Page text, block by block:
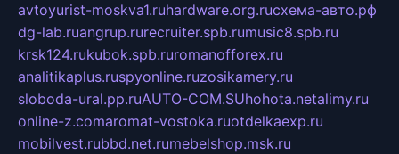
avtoyurist-moskva1.ruhardware.org.ruсхема-авто.рф
dg-lab.ruangrup.rurecruiter.spb.rumusic8.spb.ru
krsk124.rukubok.spb.ruromanofforex.ru
analitikaplus.ruspyonline.ruzosikamery.ru
sloboda-ural.pp.ruAUTO-COM.SUhohota.netalimy.ru
online-z.comaromat-vostoka.ruotdelkaexp.ru
mobilvest.rubbd.net.rumebelshop.msk.ru